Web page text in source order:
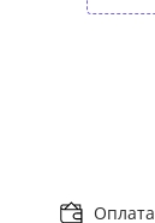
Оплата